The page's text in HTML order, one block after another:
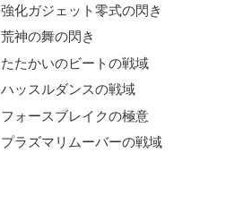
強化ガジェット零式の閃き
荒神の舞の閃き
たたかいのビートの戦域
ハッスルダンスの戦域
フォースブレイクの極意
プラズマリムーバーの戦域